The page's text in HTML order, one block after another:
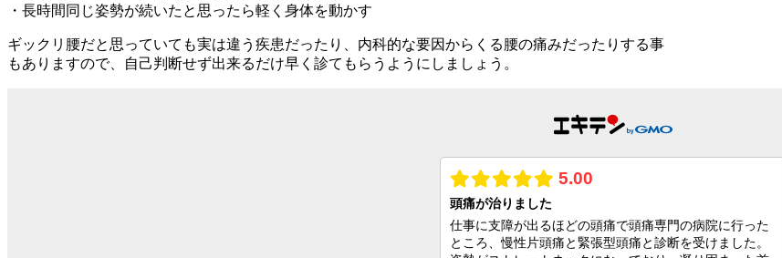
・長時間同じ姿勢が続いたと思ったら軽く身体を動かす
ギックリ腰だと思っていても実は違う疾患だったり、内科的な要因からくる腰の痛みだったりする事
もありますので、自己判断せず出来るだけ早く診てもらうようにしましょう。